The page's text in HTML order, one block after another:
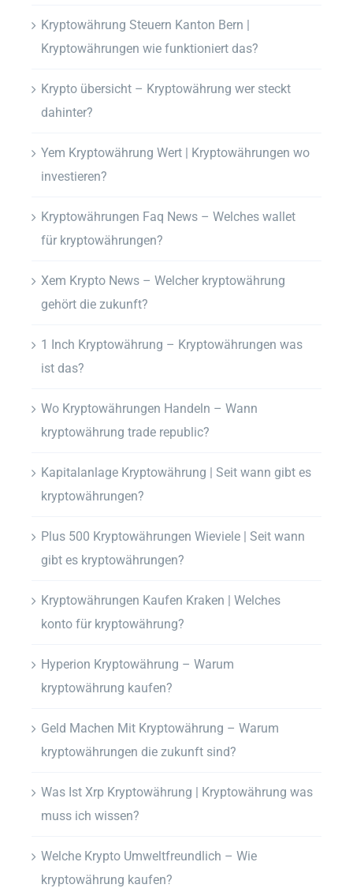
Kryptowährung Steuern Kanton Bern |
Kryptowährungen wie funktioniert das?
Krypto übersicht – Kryptowährung wer steckt
dahinter?
Yem Kryptowährung Wert | Kryptowährungen wo
investieren?
Kryptowährungen Faq News – Welches wallet
für kryptowährungen?
Xem Krypto News – Welcher kryptowährung
gehört die zukunft?
1 Inch Kryptowährung – Kryptowährungen was
ist das?
Wo Kryptowährungen Handeln – Wann
kryptowährung trade republic?
Kapitalanlage Kryptowährung | Seit wann gibt es
kryptowährungen?
Plus 500 Kryptowährungen Wieviele | Seit wann
gibt es kryptowährungen?
Kryptowährungen Kaufen Kraken | Welches
konto für kryptowährung?
Hyperion Kryptowährung – Warum
kryptowährung kaufen?
Geld Machen Mit Kryptowährung – Warum
kryptowährungen die zukunft sind?
Was Ist Xrp Kryptowährung | Kryptowährung was
muss ich wissen?
Welche Krypto Umweltfreundlich – Wie
kryptowährung kaufen?